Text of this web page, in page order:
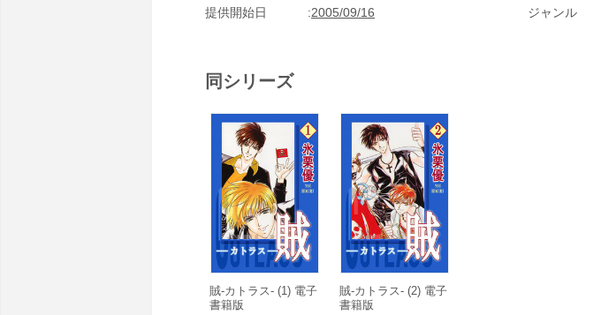
提供開始日 2005/09/16 ジャンル
同シリーズ
賊-カトラス- (1) 電子
書籍版
賊-カトラス- (2) 電子
書籍版